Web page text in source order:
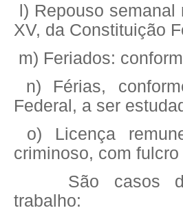
l) Repouso semanal
XV, da Constituição
m) Feriados:
n) Férias,
Federal, a ser
o) Licença
criminoso, com
São casos
trabalho: